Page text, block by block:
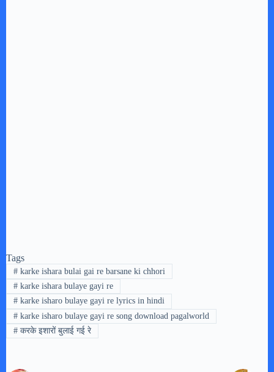
Tags
#karke ishara bulai gai re barsane ki chhori
#karke ishara bulaye gayi re
#karke isharo bulaye gayi re lyrics in hindi
#karke isharo bulaye gayi re song download pagalworld
#करके इशारों बुलाई गई रे